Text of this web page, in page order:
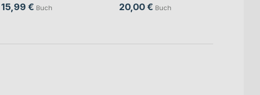
15,99 € Buch 20,00 € Buch